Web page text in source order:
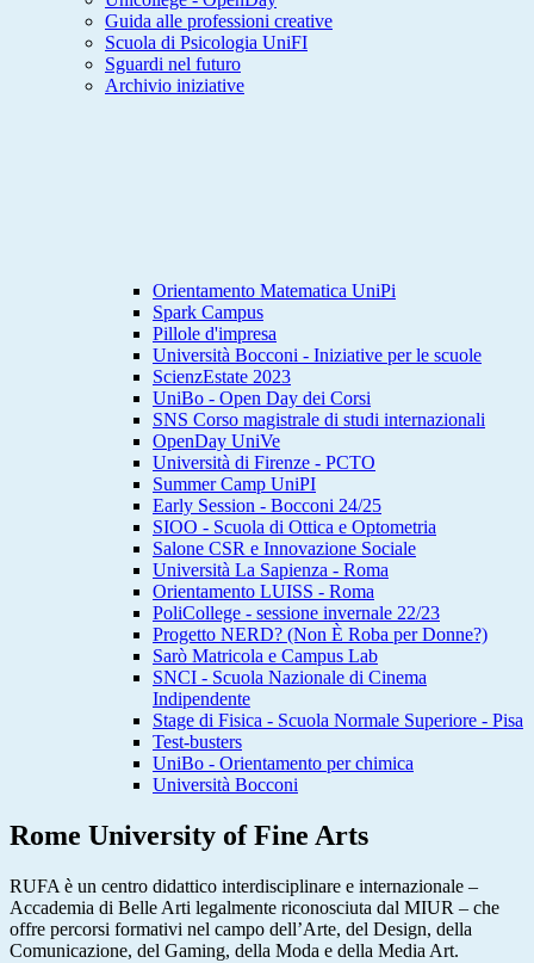
Guida alle professioni creative
Scuola di Psicologia UniFI
Sguardi nel futuro
Archivio iniziative
Orientamento Matematica UniPi
Spark Campus
Pillole d'impresa
Università Bocconi - Iniziative per le scuole
ScienzEstate 2023
UniBo - Open Day dei Corsi
SNS Corso magistrale di studi internazionali
OpenDay UniVe
Università di Firenze - PCTO
Summer Camp UniPI
Early Session - Bocconi 24/25
SIOO - Scuola di Ottica e Optometria
Salone CSR e Innovazione Sociale
Università La Sapienza - Roma
Orientamento LUISS - Roma
PoliCollege - sessione invernale 22/23
Progetto NERD? (Non È Roba per Donne?)
Sarò Matricola e Campus Lab
SNCI - Scuola Nazionale di Cinema
Indipendente
Stage di Fisica - Scuola Normale Superiore - Pisa
Test-busters
UniBo - Orientamento per chimica
Università Bocconi
Rome University of Fine Arts
RUFA è un centro didattico interdisciplinare e internazionale –
Accademia di Belle Arti legalmente riconosciuta dal MIUR – che
offre percorsi formativi nel campo dell’Arte, del Design, della
Comunicazione, del Gaming, della Moda e della Media Art.